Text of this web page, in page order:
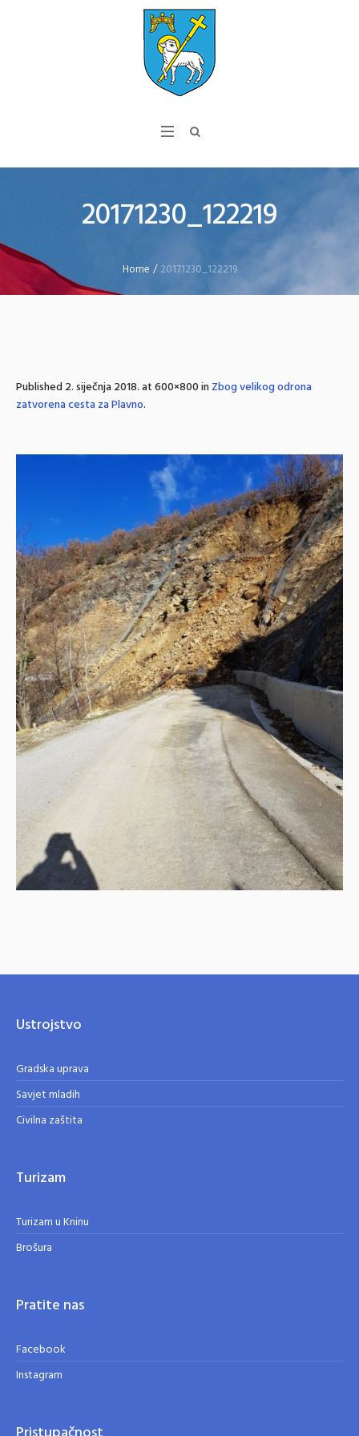
20171230_122219
Home /20171230_122219
Published2. siječnja 2018.at 600×800 inZbog velikog odrona
zatvorena cesta za Plavno.
Ustrojstvo
Gradska uprava
Savjet mladih
Civilna zaštita
Turizam
Turizam u Kninu
Brošura
Pratite nas
Facebook
Instagram